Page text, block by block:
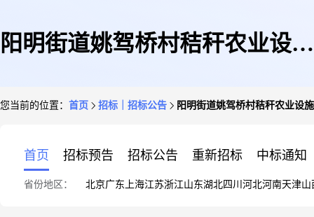
阳明街道姚驾桥村秸秆农业设施
您当前的位置： 首页 招标｜招标公告 阳明街道姚驾桥村秸秆农业设
首页 招标预告 招标公告 重新招标 中标通知
省份地区： 北京广东 上海江苏浙江山东湖北四川 河北河南天津山